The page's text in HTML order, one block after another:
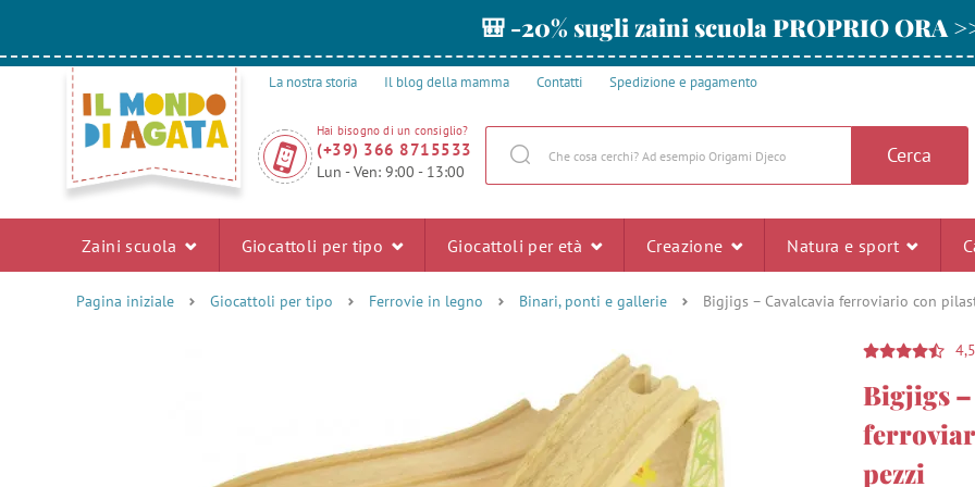
🎒 -20% sugli zaini scuola PROPRIO ORA
La nostra storia Il blog della mamma Contatti Spedizione e pagamento
Hai bisogno di un consiglio?
(+39) 366 8715533
Lun - Ven: 9:00 - 13:00
Cerca
Zaini scuola Giocattoli per tipo Giocattoli per età Creazione Natura e sport
Pagina iniziale Giocattoli per tipo Ferrovie in legno Binari, ponti e gallerie Bigjigs – Cavalcavia ferroviario con
4,5
Bigjigs –
pezzi